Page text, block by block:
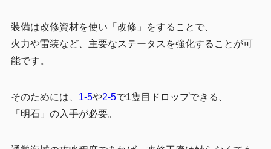
装備は改修資材を使い「改修」をすることで、
火力や雷装など、主要なステータスを強化することが可
能です。
そのためには、 1-5や2-5で1隻目ドロップできる、
「明石」の入手が必要。